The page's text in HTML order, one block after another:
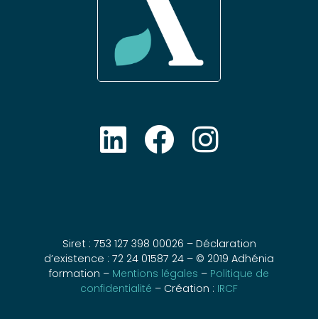
Siret : 753 127 398 00026 – Déclaration
d’existence : 72 24 01587 24 – © 2019 Adhénia
formation – Mentions légales
Politique de
confidentialité – Création : IRCF